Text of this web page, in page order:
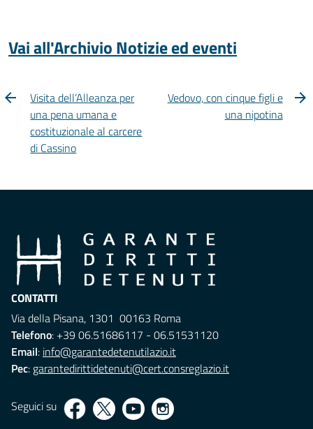
Vai all'Archivio Notizie ed eventi
Visita dell’Alleanza per
una pena umana e
costituzionale al carcere
di Cassino
Vedovo, con cinque figli e
una nipotina
CONTATTI
Via della Pisana, 1301 00163 Roma
Telefono: +39 06.51686117 - 06.51531120
Email: info@garantedetenutilazio.it
Pec: garantedirittidetenuti@cert.consreglazio.it
Seguici su